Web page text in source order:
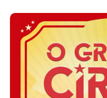
Política de Privacidade
Política de Cookies
Acompanhe a Leiria Agenda
CULTURA